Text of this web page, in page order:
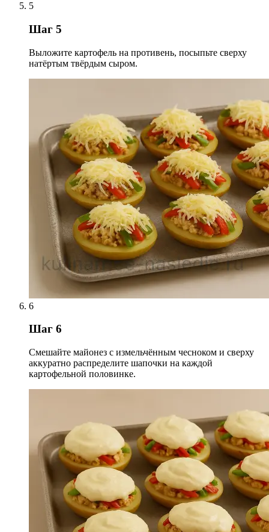
5
Шаг 5
Выложите картофель на противень, посыпьте сверху
натёртым твёрдым сыром.
6
Шаг 6
Смешайте майонез с измельчённым чесноком и сверху
аккуратно распределите шапочки на каждой
картофельной половинке.